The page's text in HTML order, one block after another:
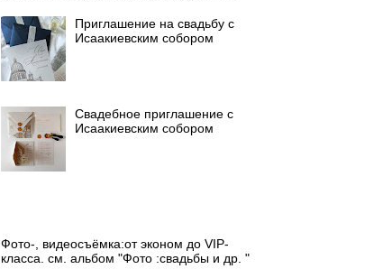
Приглашение на свадьбу с
Исаакиевским собором
Свадебное приглашение с
Исаакиевским собором
Фото-, видеосъёмка:от эконом до VIP-
класса. см. альбом "Фото :свадьбы и др. "